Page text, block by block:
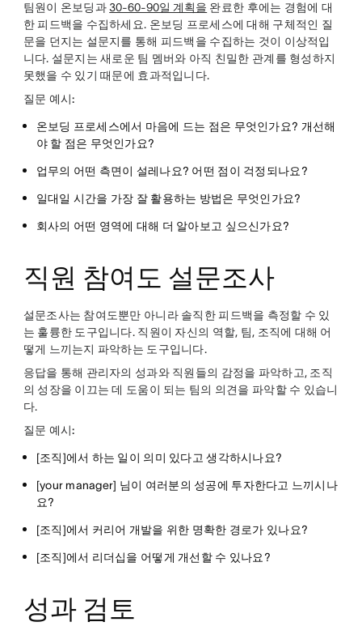
팀원이 온보딩과30-60-90일 계획을 완료한 후에는 경험에 대
한 피드백을 수집하세요. 온보딩 프로세스에 대해 구체적인 질
문을 던지는 설문지를 통해 피드백을 수집하는 것이 이상적입
니다. 설문지는 새로운 팀 멤버와 아직 친밀한 관계를 형성하지
못했을 수 있기 때문에 효과적입니다.
질문 예시:
온보딩 프로세스에서 마음에 드는 점은 무엇인가요? 개선해
야 할 점은 무엇인가요?
업무의 어떤 측면이 설레나요? 어떤 점이 걱정되나요?
일대일 시간을 가장 잘 활용하는 방법은 무엇인가요?
회사의 어떤 영역에 대해 더 알아보고 싶으신가요?
직원 참여도 설문조사
설문조사는 참여도뿐만 아니라 솔직한 피드백을 측정할 수 있
는 훌륭한 도구입니다. 직원이 자신의 역할, 팀, 조직에 대해 어
떻게 느끼는지 파악하는 도구입니다.
응답을 통해 관리자의 성과와 직원들의 감정을 파악하고, 조직
의 성장을 이끄는 데 도움이 되는 팀의 의견을 파악할 수 있습니
다.
질문 예시:
[조직]에서 하는 일이 의미 있다고 생각하시나요?
[your manager] 님이 여러분의 성공에 투자한다고 느끼시나
요?
[조직]에서 커리어 개발을 위한 명확한 경로가 있나요?
[조직]에서 리더십을 어떻게 개선할 수 있나요?
성과 검토